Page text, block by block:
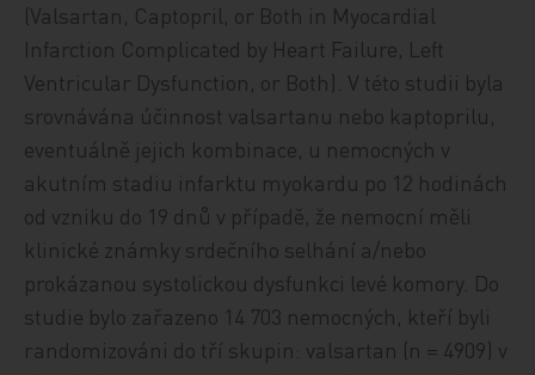
(Valsartan, Captopril, or Both in Myocardial
Infarction Complicated by Heart Failure, Left
Ventricular Dysfunction, or Both). V této studii byla
srovnávána účinnost valsartanu nebo kaptoprilu,
eventuálně jejich kombinace, u nemocných v
akutním stadiu infarktu myokardu po 12 hodinách
od vzniku do 19 dnů v případě, že nemocní měli
klinické známky srdečního selhání a/nebo
prokázanou systolickou dysfunkci levé komory. Do
studie bylo zařazeno 14 703 nemocných, kteří byli
randomizováni do tří skupin: valsartan (n = 4909) v